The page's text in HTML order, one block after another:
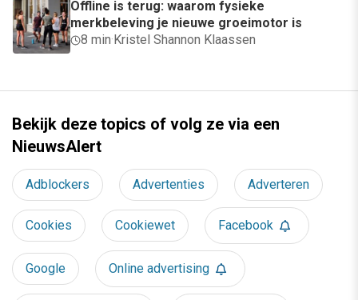
Offline is terug: waarom fysieke
merkbeleving je nieuwe groeimotor is
8 min·Kristel Shannon Klaassen
Bekijk deze topics of volg ze via een
NieuwsAlert
Adblockers Advertenties Adverteren
Cookies Cookiewet Facebook
Google Online advertising